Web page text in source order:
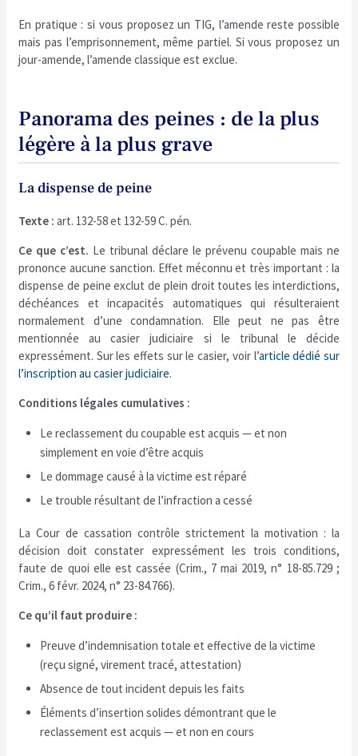
En pratique : si vous proposez un TIG, l’amende reste possible
mais pas l’emprisonnement, même partiel. Si vous proposez un
jour-amende, l’amende classique est exclue.
Panorama des peines : de la plus
légère à la plus grave
La dispense de peine
Texte : art. 132-58 et 132-59 C. pén.
Ce que c’est. Le tribunal déclare le prévenu coupable mais ne
prononce aucune sanction. Effet méconnu et très important : la
dispense de peine exclut de plein droit toutes les interdictions,
déchéances et incapacités automatiques qui résulteraient
normalement d’une condamnation. Elle peut ne pas être
mentionnée au casier judiciaire si le tribunal le décide
expressément. Sur les effets sur le casier, voir l’article dédié sur
l’inscription au casier judiciaire.
Conditions légales cumulatives :
Le reclassement du coupable est acquis — et non
simplement en voie d’être acquis
Le dommage causé à la victime est réparé
Le trouble résultant de l’infraction a cessé
La Cour de cassation contrôle strictement la motivation : la
décision doit constater expressément les trois conditions,
faute de quoi elle est cassée (Crim., 7 mai 2019, n° 18-85.729 ;
Crim., 6 févr. 2024, n° 23-84.766).
Ce qu’il faut produire :
Preuve d’indemnisation totale et effective de la victime
(reçu signé, virement tracé, attestation)
Absence de tout incident depuis les faits
Éléments d’insertion solides démontrant que le
reclassement est acquis — et non en cours